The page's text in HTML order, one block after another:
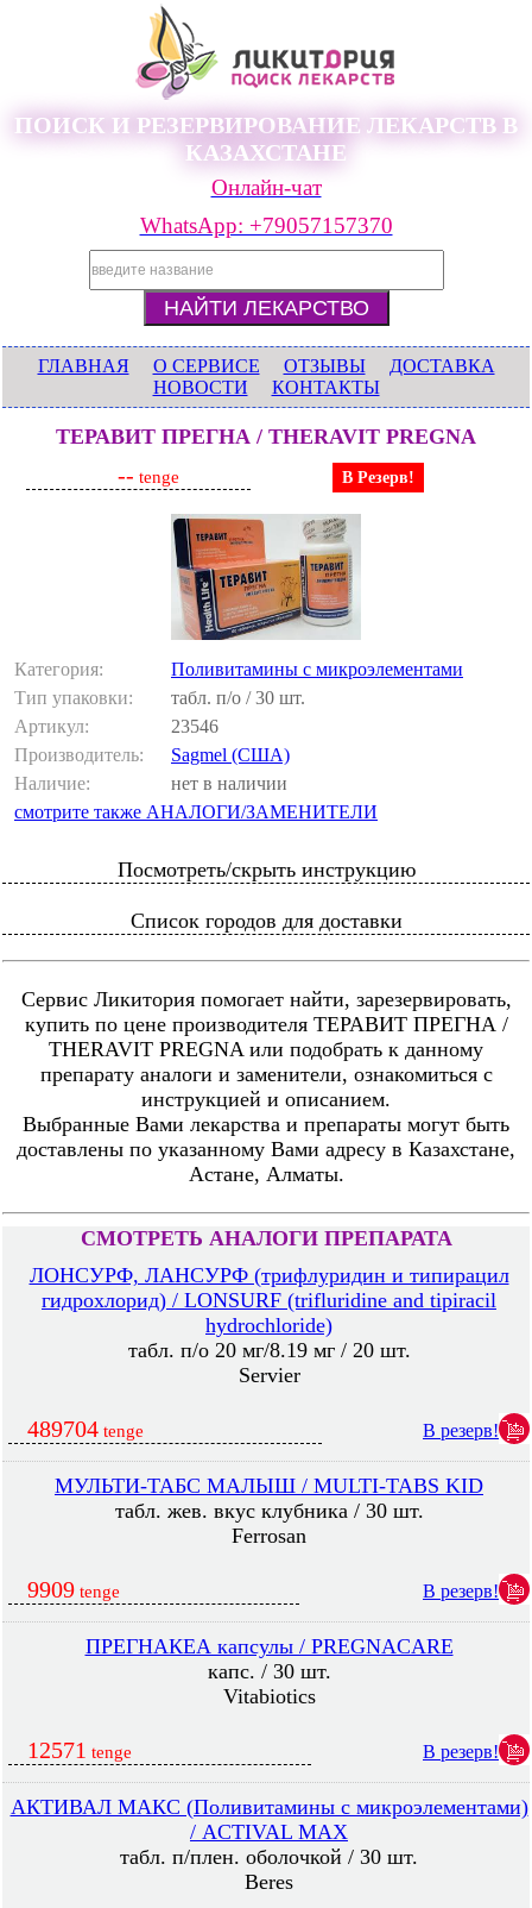
ПОИСК И РЕЗЕРВИРОВАНИЕ ЛЕКАРСТВ В
КАЗАХСТАНЕ
Онлайн-чат
WhatsApp: +79057157370
ГЛАВНАЯ О СЕРВИСЕ ОТЗЫВЫ
ДОСТАВКА
НОВОСТИ
КОНТАКТЫ
ТЕРАВИТ ПРЕГНА / THERAVIT PREGNA
-- tenge В Резерв!
Категория:
Поливитамины с микроэлементами
Тип упаковки:
табл. п/о / 30 шт.
Артикул:
23546
Производитель:
Sagmel (США)
Наличие:
нет в наличии
смотрите также АНАЛОГИ/ЗАМЕНИТЕЛИ
Посмотреть/скрыть инструкцию
Список городов для доставки
Сервис Ликитория помогает найти, зарезервировать,
купить по цене производителя ТЕРАВИТ ПРЕГНА /
THERAVIT PREGNA или подобрать к данному
препарату аналоги и заменители, ознакомиться с
инструкцией и описанием.
Выбранные Вами лекарства и препараты могут быть
доставлены по указанному Вами адресу в Казахстане,
Астане, Алматы.
СМОТРЕТЬ АНАЛОГИ ПРЕПАРАТА
ЛОНСУРФ, ЛАНСУРФ (трифлуридин и типирацил
гидрохлорид) / LONSURF (trifluridine and tipiracil
hydrochloride)
табл. п/о 20 мг/8.19 мг / 20 шт.
Servier
489704 tenge В резерв!
МУЛЬТИ-ТАБС МАЛЫШ / MULTI-TABS KID
табл. жев. вкус клубника / 30 шт.
Ferrosan
9909 tenge В резерв!
ПРЕГНАКЕА капсулы / PREGNACARE
капс. / 30 шт.
Vitabiotics
12571 tenge В резерв!
АКТИВАЛ МАКС (Поливитамины с микроэлементами)
/ ACTIVAL MAX
табл. п/плен. оболочкой / 30 шт.
Beres